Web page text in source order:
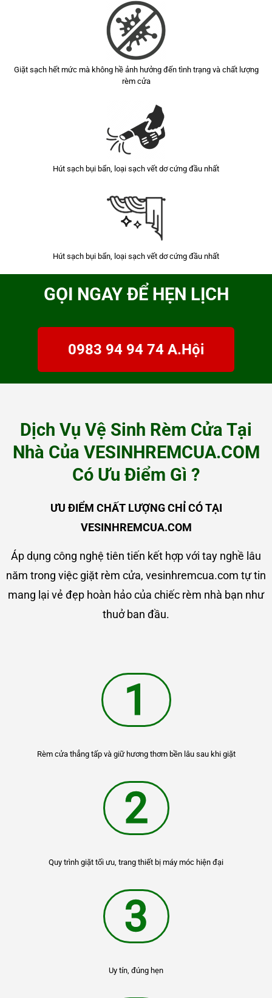
Giặt sạch hết mức mà không hề ảnh hưởng đến tình trạng và chất lượng
rèm cửa
Hút sạch bụi bẩn, loại sạch vết dơ cứng đầu nhất
Hút sạch bụi bẩn, loại sạch vết dơ cứng đầu nhất
GỌI NGAY ĐỂ HẸN LỊCH
0983 94 94 74 A.Hội
Dịch Vụ Vệ Sinh Rèm Cửa Tại
Nhà Của VESINHREMCUA.COM
Có Ưu Điểm Gì ?
ƯU ĐIỂM CHẤT LƯỢNG CHỈ CÓ TẠI
VESINHREMCUA.COM
Áp dụng công nghệ tiên tiến kết hợp với tay nghề lâu
năm trong việc giặt rèm cửa, vesinhremcua.com tự tin
mang lại vẻ đẹp hoàn hảo của chiếc rèm nhà bạn như
thuở ban đầu.
1
Rèm cửa thẳng tấp và giữ hương thơm bền lâu sau khi giặt
2
Quy trình giặt tối ưu, trang thiết bị máy móc hiện đại
3
Uy tín, đúng hẹn